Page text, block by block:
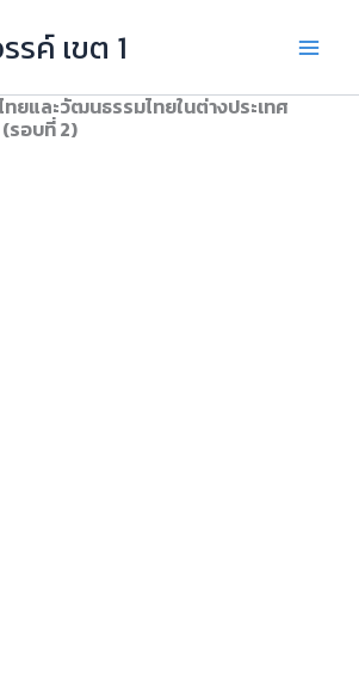
ค์ เขต 1
ทยและวัฒนธรรมไทยในต่างประเทศ
รอบที่ 2)